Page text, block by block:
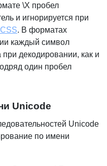
\X пробел
и игнорируется при
. В форматах
каждый символ
декодировании, как и
один пробел
Unicode
Unicode
по имени